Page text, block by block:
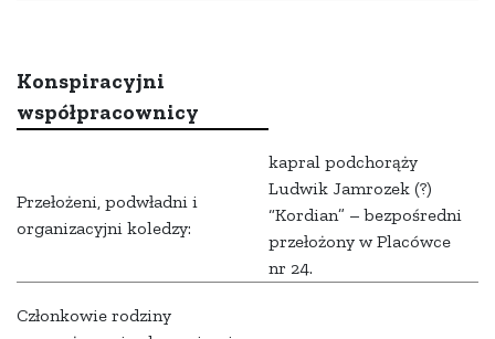
Konspiracyjni
współpracownicy
Przełożeni, podwładni i
organizacyjni koledzy:
kapral podchorąży
Ludwik Jamrozek (?)
“Kordian” – bezpośredni
przełożony w Placówce
nr 24.
Członkowie rodziny